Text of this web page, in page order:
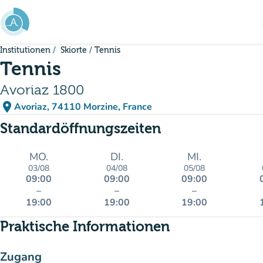
Gehe zum Hauptinhalt
Institutionen Skiorte Tennis
Tennis
Avoriaz 1800
place Avoriaz, 74110 Morzine, France
(in Google Maps öffnen)
(new tab)
Standardöffnungszeiten
MO.
03/08
09:00
–
19:00
DI.
04/08
09:00
–
19:00
MI.
05/08
09:00
–
19:00
Praktische Informationen
Zugang